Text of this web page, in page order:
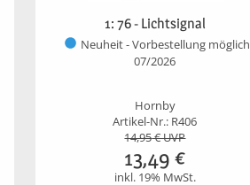
1: 76 - Lichtsignal
Neuheit - Vorbestellung möglich
07/2026
Hornby
Artikel-Nr.: R406
14,95€ UVP
13,49 €
inkl. 19% MwSt.